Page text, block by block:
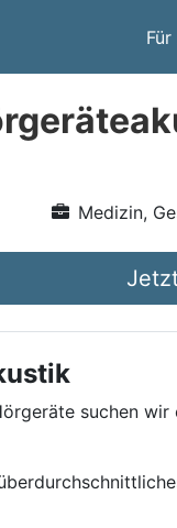
Medizin,
suchen